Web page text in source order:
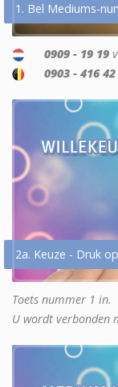
1. Bel Mediums-
0909 - 19 19
0903 - 416 42
2a. Keuze - Druk
Toets nummer 1 in.
U wordt verbonden